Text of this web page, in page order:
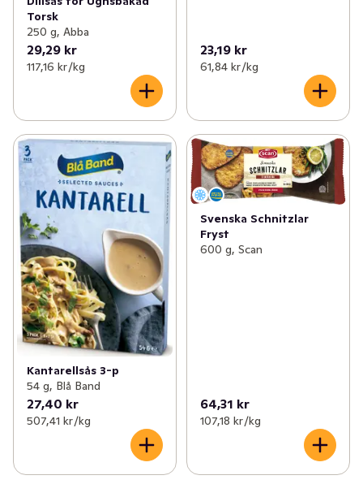
Torsk
250 g, Abba
29,29 kr
117,16 kr /kg
23,19 kr
61,84 kr /kg
Kantarellsås 3-p
54 g, Blå Band
27,40 kr
507,41 kr /kg
Svenska Schnitzlar
Fryst
600 g, Scan
64,31 kr
107,18 kr /kg